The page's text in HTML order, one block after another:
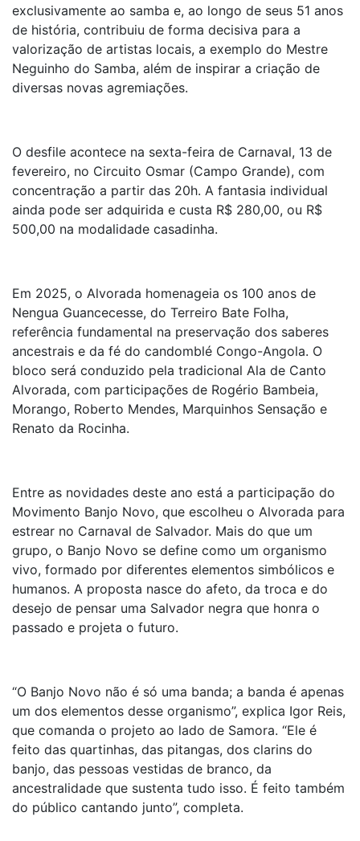
exclusivamente ao samba e, ao longo de seus 51 anos
de história, contribuiu de forma decisiva para a
valorização de artistas locais, a exemplo do Mestre
Neguinho do Samba, além de inspirar a criação de
diversas novas agremiações.
O desfile acontece na sexta-feira de Carnaval, 13 de
fevereiro, no Circuito Osmar (Campo Grande), com
concentração a partir das 20h. A fantasia individual
ainda pode ser adquirida e custa R$ 280,00, ou R$
500,00 na modalidade casadinha.
Em 2025, o Alvorada homenageia os 100 anos de
Nengua Guancecesse, do Terreiro Bate Folha,
referência fundamental na preservação dos saberes
ancestrais e da fé do candomblé Congo-Angola. O
bloco será conduzido pela tradicional Ala de Canto
Alvorada, com participações de Rogério Bambeia,
Morango, Roberto Mendes, Marquinhos Sensação e
Renato da Rocinha.
Entre as novidades deste ano está a participação do
Movimento Banjo Novo, que escolheu o Alvorada para
estrear no Carnaval de Salvador. Mais do que um
grupo, o Banjo Novo se define como um organismo
vivo, formado por diferentes elementos simbólicos e
humanos. A proposta nasce do afeto, da troca e do
desejo de pensar uma Salvador negra que honra o
passado e projeta o futuro.
“O Banjo Novo não é só uma banda; a banda é apenas
um dos elementos desse organismo”, explica Igor Reis,
que comanda o projeto ao lado de Samora. “Ele é
feito das quartinhas, das pitangas, dos clarins do
banjo, das pessoas vestidas de branco, da
ancestralidade que sustenta tudo isso. É feito também
do público cantando junto”, completa.